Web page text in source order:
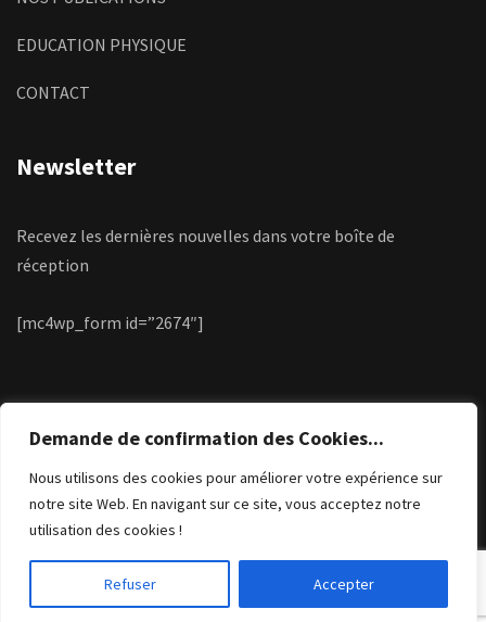
Demande de confirmation des Cookies...
Nous utilisons des cookies pour améliorer votre expérience sur
notre site Web. En navigant sur ce site, vous acceptez notre
utilisation des cookies !
Refuser Accepter
EDUCATION PHYSIQUE
CONTACT
Newsletter
Recevez les dernières nouvelles dans votre boîte de
réception
[mc4wp_form id=”2674″]
© 2023 – Tous droits réservés. Création par wapix.be
rochesterchurch.net